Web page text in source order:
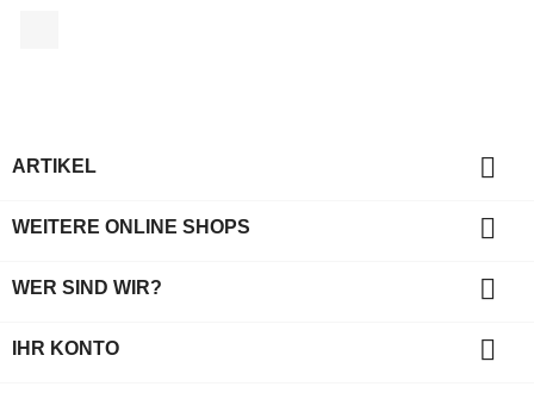
ARTIKEL 
WEITERE ONLINE SHOPS 
WER SIND WIR? 
IHR KONTO 